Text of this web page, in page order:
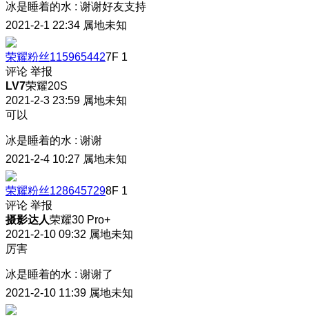
冰是睡着的水 : 谢谢好友支持
2021-2-1 22:34 属地未知
荣耀粉丝1159654427F 1
评论 举报
LV7荣耀20S
2021-2-3 23:59 属地未知
可以
冰是睡着的水 : 谢谢
2021-2-4 10:27 属地未知
荣耀粉丝1286457298F 1
评论 举报
摄影达人荣耀30 Pro+
2021-2-10 09:32 属地未知
厉害
冰是睡着的水 : 谢谢了
2021-2-10 11:39 属地未知